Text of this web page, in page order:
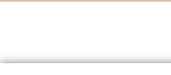
all rights reserved • FestLab • 2025|